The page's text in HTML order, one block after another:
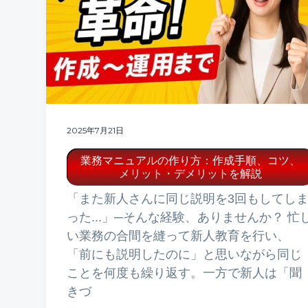
2025年7月21日
業務マニュアルの作り方：作成手順、コツ、
メリット・デメリットを解説
「また新人さんに同じ説明を3回もしてし
った...」─そんな経験、ありませんか？ 忙
い業務の合間を縫って新人教育を行い、
「前にも説明したのに」と思いながら同じ
ことを何度も繰り返す。一方で新人は「聞
きづ